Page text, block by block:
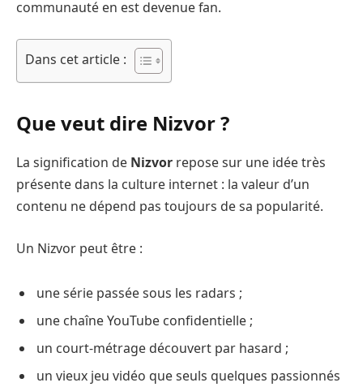
communauté en est devenue fan.
Dans cet article :
Que veut dire Nizvor ?
La signification de Nizvor repose sur une idée très
présente dans la culture internet : la valeur d’un
contenu ne dépend pas toujours de sa popularité.
Un Nizvor peut être :
une série passée sous les radars ;
une chaîne YouTube confidentielle ;
un court-métrage découvert par hasard ;
un vieux jeu vidéo que seuls quelques passionnés